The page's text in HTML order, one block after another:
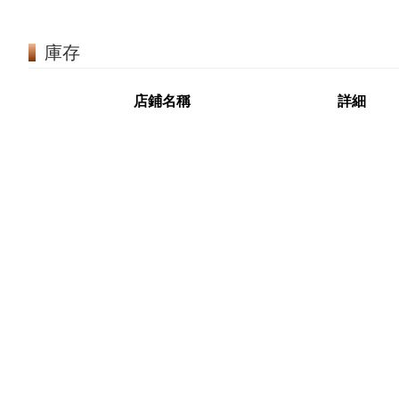
庫存
店鋪名稱 詳細